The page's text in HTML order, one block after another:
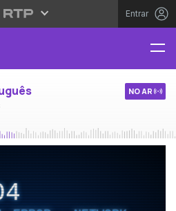
Entrar
NO AR